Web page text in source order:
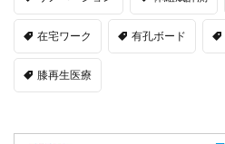
在宅ワーク 有孔ボード
膝再生医療